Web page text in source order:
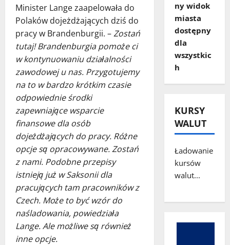
Minister Lange zaapelowała do
Polaków dojeżdżających dziś do
pracy w Brandenburgii. –Zostań
tutaj! Brandenburgia pomoże ci
w kontynuowaniu działalności
zawodowej u nas. Przygotujemy
na to w bardzo krótkim czasie
odpowiednie środki
zapewniające wsparcie
finansowe dla osób
dojeżdżających do pracy. Różne
opcje są opracowywane. Zostań
z nami. Podobne przepisy
istnieją już w Saksonii dla
pracujących tam pracowników z
Czech. Może to być wzór do
naśladowania, powiedziała
Lange. Ale możliwe są również
inne opcje.
ny widok
miasta
dostępny
dla
wszystkic
h
KURSY
WALUT
Ładowanie
kursów
walut...